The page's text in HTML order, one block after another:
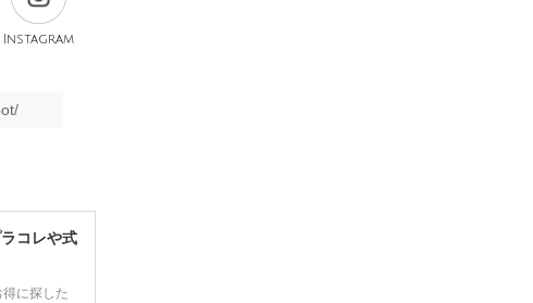
Instagram
コレや式
に探した